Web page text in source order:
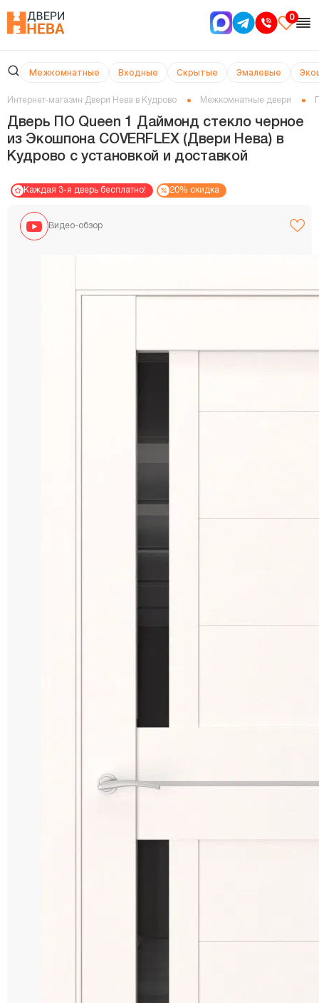
0
Межкомнатные Входные Скрытые Эмалевые
Интернет-магазин Двери Нева в Кудрово Межкомнатные двери
Дверь ПО Queen 1 Даймонд стекло черное
из Экошпона COVERFLEX (Двери Нева) в
Кудрово с установкой и доставкой
Каждая 3-я дверь бесплатно! 20% скидка
Видео-обзор